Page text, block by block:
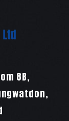
8B,